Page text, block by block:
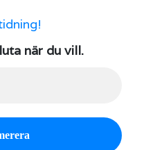
när du vill.